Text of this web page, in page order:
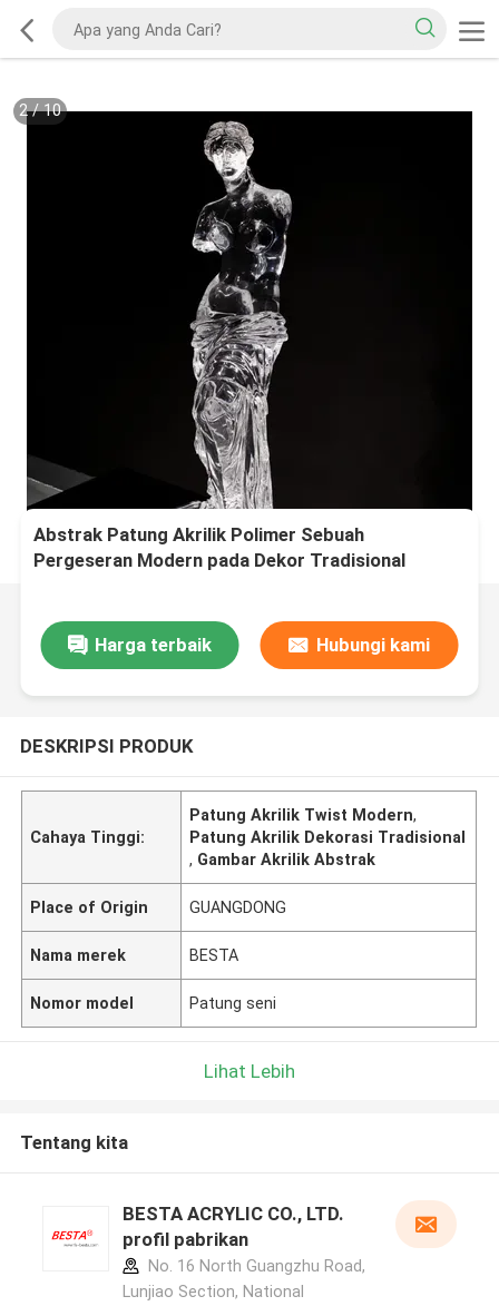
2/10
Abstrak Patung Akrilik Polimer Sebuah
Pergeseran Modern pada Dekor Tradisional
Harga terbaik Hubungi kami
DESKRIPSI PRODUK
Cahaya Tinggi:
Patung Akrilik Twist Modern,
Patung Akrilik Dekorasi Tradisional
, Gambar Akrilik Abstrak
Place of Origin GUANGDONG
Nama merek BESTA
Nomor model Patung seni
Lihat Lebih
Tentang kita
BESTA ACRYLIC CO., LTD.
profil pabrikan
No. 16 North Guangzhu Road,
Lunjiao Section, National